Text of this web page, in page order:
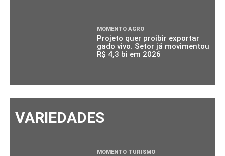
MOMENTO AGRO
Projeto quer proibir exportar
gado vivo. Setor já movimentou
R$ 4,3 bi em 2026
VARIEDADES
MOMENTO TURISMO